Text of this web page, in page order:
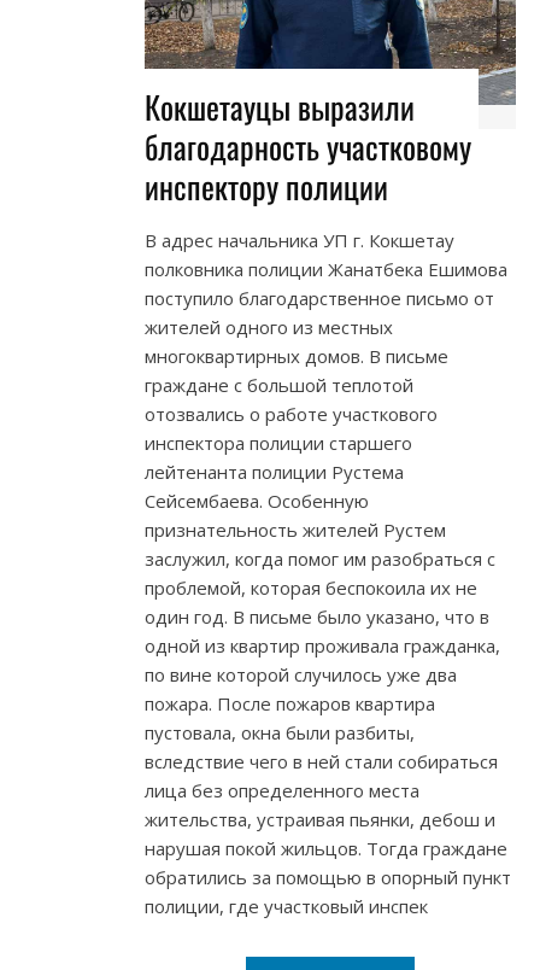
Кокшетауцы выразили
благодарность участковому
инспектору полиции
В адрес начальника УП г. Кокшетау
полковника полиции Жанатбека Ешимова
поступило благодарственное письмо от
жителей одного из местных
многоквартирных домов. В письме
граждане с большой теплотой
отозвались о работе участкового
инспектора полиции старшего
лейтенанта полиции Рустема
Сейсембаева. Особенную
признательность жителей Рустем
заслужил, когда помог им разобраться с
проблемой, которая беспокоила их не
один год. В письме было указано, что в
одной из квартир проживала гражданка,
по вине которой случилось уже два
пожара. После пожаров квартира
пустовала, окна были разбиты,
вследствие чего в ней стали собираться
лица без определенного места
жительства, устраивая пьянки, дебош и
нарушая покой жильцов. Тогда граждане
обратились за помощью в опорный пункт
полиции, где участковый инспек